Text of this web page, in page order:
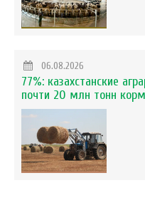
06.08.2026
77%: казахстанские
почти 20 млн тонн